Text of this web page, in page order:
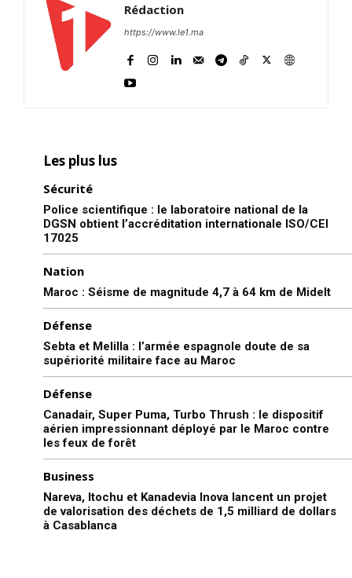
l'intelligence de
l'information
S'ABONNER MAINTENANT
Insight Publications
Rédaction
https://www.le1.ma
Les plus lus
Sécurité
Police scientifique : le laboratoire national de la
DGSN obtient l’accréditation internationale ISO/CEI
17025
Nation
Maroc : Séisme de magnitude 4,7 à 64 km de Midelt
Défense
Sebta et Melilla : l’armée espagnole doute de sa
supériorité militaire face au Maroc
Défense
Canadair, Super Puma, Turbo Thrush : le dispositif
aérien impressionnant déployé par le Maroc contre
les feux de forêt
Business
Nareva, Itochu et Kanadevia Inova lancent un projet
de valorisation des déchets de 1,5 milliard de dollars
à Casablanca